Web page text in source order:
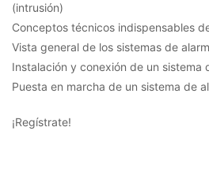
(intrusión)
Conceptos técnicos indispensables
Vista general de los sistemas de
Instalación y conexión de un sistema
Puesta en marcha de un sistema de
¡Regístrate!